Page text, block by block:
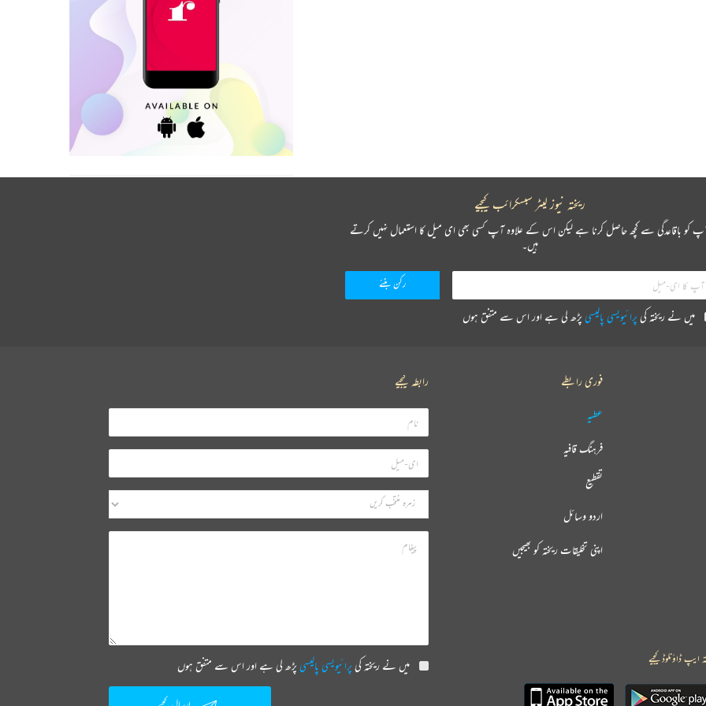
ریختہ نیوز لیٹر سبسکرائب کیجیے
کو باقاعدگی سے کچھ حاصل کرنا ہے لیکن اس کے علاوہ آپ کسی بھی ای میل کا استعمال نہیں کرتے
ہیں۔
میں نے ریختہ کیپرائیویسی پالیسیپڑھ لی ہے اور اس سے متفق ہوں
فوری رابطے
عطیہ
فرہنگ قافیہ
تقطیع
اردو وسائل
اپنی تخلیقات ریختہ کو بھیجیں
رابطہ کیجیے
میں نے ریختہ کیپرائیویسی پالیسیپڑھ لی ہے اور اس سے متفق ہوں ایپ ڈاؤنلوڈ کیجیے